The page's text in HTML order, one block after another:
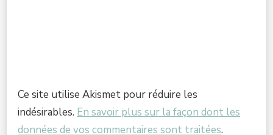
Ce site utilise Akismet pour réduire les
indésirables. En savoir plus sur la façon dont les
données de vos commentaires sont traitées.